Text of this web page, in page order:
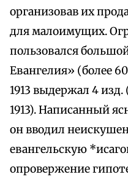
организовав их
для малоимущих.
пользовался
Евангелия» (более
1913 выдержал 4 изд.
1913). Написанный
он вводил
евангельскую
опровержение